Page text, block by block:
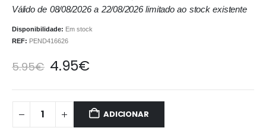
Válido de 08/08/2026 a 22/08/2026 limitado ao stock existente
Disponibilidade: Em stock
REF: PEND416626
5.95€ 4.95€
ADICIONAR